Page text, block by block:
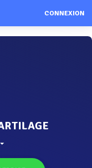
CONNEXION